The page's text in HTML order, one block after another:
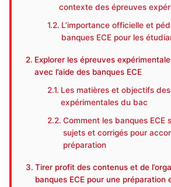
contexte des épreuves
L’importance officielle et
banques ECE pour les
Explorer les épreuves
avec l’aide des banques ECE
Les matières et objectifs
expérimentales du bac
Comment les banques ECE
sujets et corrigés pour
préparation
Tirer profit des contenus et de
banques ECE pour une préparation